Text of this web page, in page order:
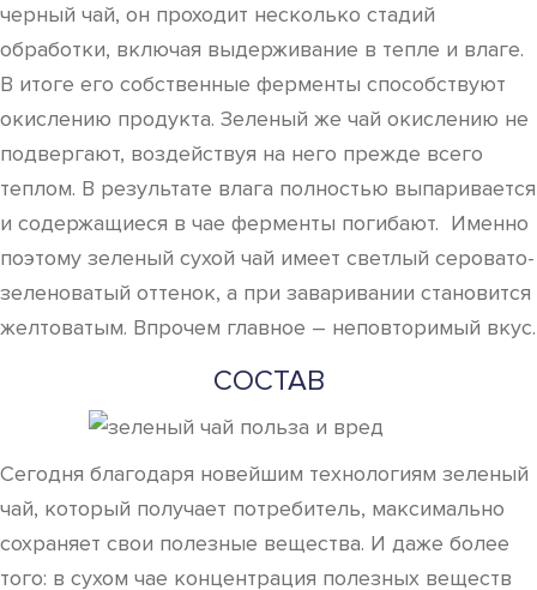
черный чай, он проходит несколько стадий
обработки, включая выдерживание в тепле и влаге.
В итоге его собственные ферменты способствуют
окислению продукта. Зеленый же чай окислению не
подвергают, воздействуя на него прежде всего
теплом. В результате влага полностью выпаривается
и содержащиеся в чае ферменты погибают. Именно
поэтому зеленый сухой чай имеет светлый серовато-
зеленоватый оттенок, а при заваривании становится
желтоватым. Впрочем главное – неповторимый вкус.
СОСТАВ
Сегодня благодаря новейшим технологиям зеленый
чай, который получает потребитель, максимально
сохраняет свои полезные вещества. И даже более
того: в сухом чае концентрация полезных веществ